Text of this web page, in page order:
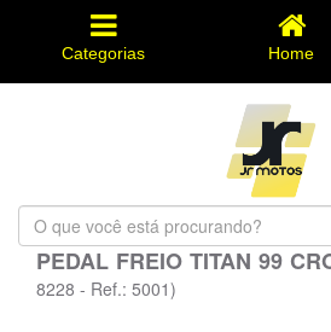
Categorias Home
O
que
você
está
PEDAL FREIO TITAN 99
8228 - Ref.: 5001)